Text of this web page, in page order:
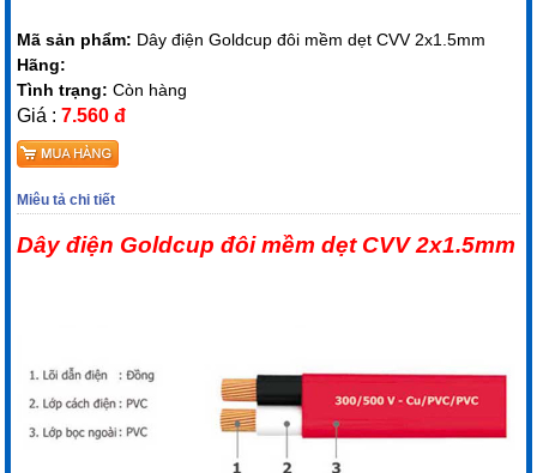
Mã sản phẩm: Dây điện Goldcup đôi mềm dẹt CVV 2x1.5mm
Hãng:
Tình trạng:Còn hàng
Giá :7.560 đ
Miêu tả chi tiết
Dây điện Goldcup đôi mềm dẹt CVV 2x1.5mm